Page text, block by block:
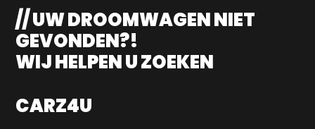
// UW DROOMWAGEN NIET
GEVONDEN?!
WIJ HELPEN U ZOEKEN
CARZ4U